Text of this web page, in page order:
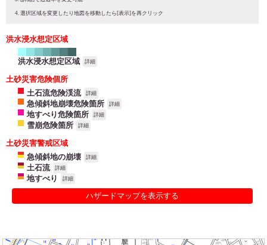
選択区域を変更したり地図を移動したら[表示]を再クリック
洪水浸水想定区域
洪水浸水想定区域 詳細
土砂災害危険個所
土石流危険渓流
詳細
急傾斜地崩壊危険箇所 詳細
地すべり危険箇所 詳細
雪崩危険箇所 詳細
土砂災害警戒区域
急傾斜地の崩壊
詳細
土石流 詳細
地すべり 詳細
ハザードマップを表示する